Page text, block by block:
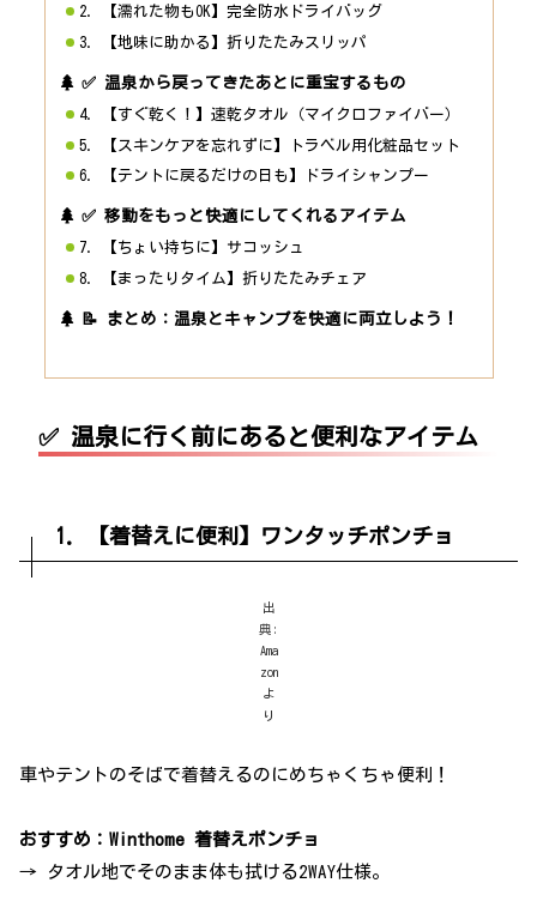
2. 【濡れた物もOK】完全防水ドライバッグ
3. 【地味に助かる】折りたたみスリッパ
✅ 温泉から戻ってきたあとに重宝するもの
4. 【すぐ乾く！】速乾タオル（マイクロファイバー）
5. 【スキンケアを忘れずに】トラベル用化粧品セット
6. 【テントに戻るだけの日も】ドライシャンプー
✅ 移動をもっと快適にしてくれるアイテム
7. 【ちょい持ちに】サコッシュ
8. 【まったりタイム】折りたたみチェア
📝 まとめ：温泉とキャンプを快適に両立しよう！
✅ 温泉に行く前にあると便利なアイテム
1. 【着替えに便利】ワンタッチポンチョ
出
典:
Ama
zon
よ
り
車やテントのそばで着替えるのにめちゃくちゃ便利！
おすすめ：Winthome 着替えポンチョ
→ タオル地でそのまま体も拭ける2WAY仕様。